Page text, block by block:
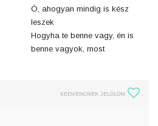
Ó, ahogyan mindig is kész
leszek
Hogyha te benne vagy, én is
benne vagyok, most
KEDVENCNEK JELÖLÖM